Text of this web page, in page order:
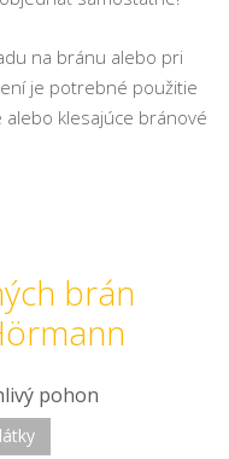
na bránu alebo pri
je potrebné použitie
klesajúce bránové
brán
pohon